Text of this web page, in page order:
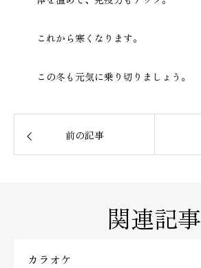
これから寒くなります。
この冬も元気に乗り切りましょう。
前の記事
関連記事
カラオケ